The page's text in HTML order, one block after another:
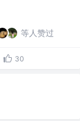
等人赞过
30